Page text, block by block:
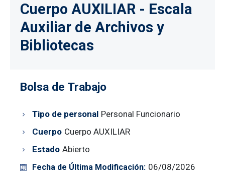
Cuerpo AUXILIAR - Escala
Auxiliar de Archivos y
Bibliotecas
Bolsa de Trabajo
Tipo de personal Personal Funcionario
Cuerpo Cuerpo AUXILIAR
Estado Abierto
Fecha de Última Modificación: 06/08/2026